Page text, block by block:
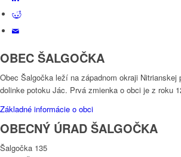
OBEC ŠALGOČKA
Obec Šalgočka leží na západnom okraji Nitrianskej
dolinke potoku Jác. Prvá zmienka o obci je z roku
Základné informácie o obci
OBECNÝ ÚRAD ŠALGOČKA
Šalgočka 135